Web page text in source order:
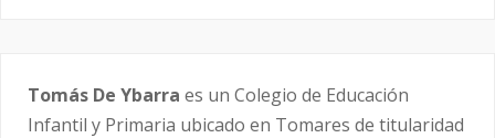
Tomás De Ybarra es un Colegio de Educación
Infantil y Primaria ubicado en Tomares de titularidad